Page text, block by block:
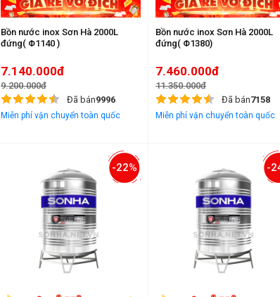
Bồn nước inox Sơn Hà 2000L
đứng( Φ1140 )
7.140.000đ
9.200.000đ
Đã bán9996
Miễn phí vận chuyển toàn quốc
Bồn nước inox Sơn Hà 2000L
đứng( Φ1380)
7.460.000đ
11.350.000đ
Đã bán7158
Miễn phí vận chuyển toàn quốc
-22% -